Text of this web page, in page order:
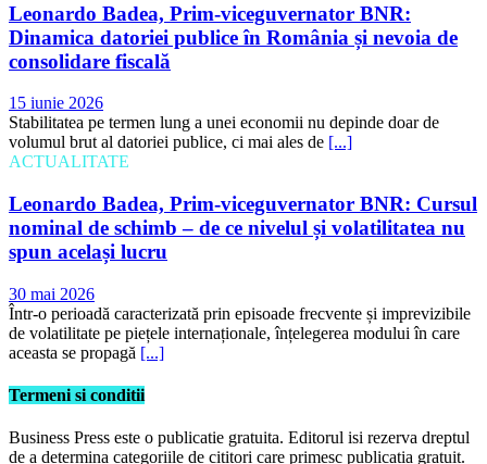
Leonardo Badea, Prim-viceguvernator BNR:
Dinamica datoriei publice în România și nevoia de
consolidare fiscală
15 iunie 2026
Stabilitatea pe termen lung a unei economii nu depinde doar de
volumul brut al datoriei publice, ci mai ales de [...]
ACTUALITATE
Leonardo Badea, Prim-viceguvernator BNR: Cursul
nominal de schimb – de ce nivelul și volatilitatea nu
spun același lucru
30 mai 2026
Într-o perioadă caracterizată prin episoade frecvente și imprevizibile
de volatilitate pe piețele internaționale, înțelegerea modului în care
aceasta se propagă [...]
Termeni si conditii
Business Press este o publicatie gratuita. Editorul isi rezerva dreptul
de a determina categoriile de cititori care primesc publicatia gratuit.